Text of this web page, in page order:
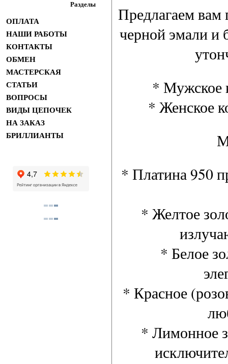
Разделы
ОПЛАТА
НАШИ РАБОТЫ
КОНТАКТЫ
ОБМЕН
МАСТЕРСКАЯ
СТАТЬИ
ВОПРОСЫ
ВИДЫ ЦЕПОЧЕК
НА ЗАКАЗ
БРИЛЛИАНТЫ
Предлагаем вам
черной эмали и
* Мужское
* Женское
* Платина 950
* Желтое
* Белое
* Красное
* Лимонное